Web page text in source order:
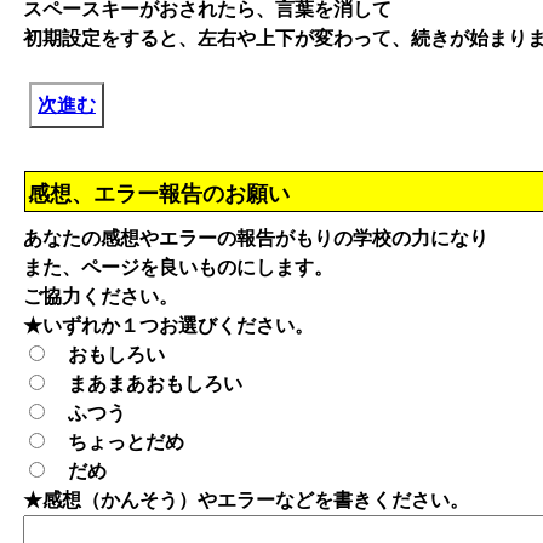
スペースキーがおされたら、言葉を消して
初期設定をすると、左右や上下が変わって、続きが始まり
次進む
感想、エラー報告のお願い
あなたの感想やエラーの報告がもりの学校の力になり
また、ページを良いものにします。
ご協力ください。
★いずれか１つお選びください。
おもしろい
まあまあおもしろい
ふつう
ちょっとだめ
だめ
★感想（かんそう）やエラーなどを書きください。